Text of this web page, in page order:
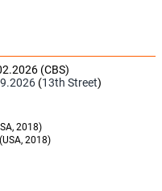
(CBS)
(13th Street)
2018)
(USA, 2018)